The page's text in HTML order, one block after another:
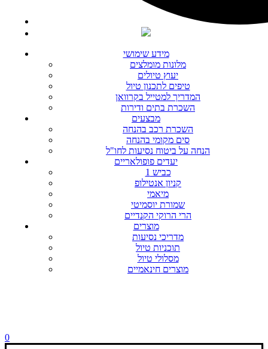
מידע שימושי
מלונות מומלצים
יעוץ טיולים
טיפים לתכנון טיול
המדריך למטייל בקרוואן
השכרת בתים ודירות
מבצעים
השכרת רכב בהנחה
סים מקומי בהנחה
הנחה על ביטוח נסיעות לחו"ל
יעדים פופולאריים
כביש 1
קניון אנטילופ
מיאמי
שמורת יוסמיטי
הרי הרוקי הקנדיים
מוצרים
מדריכי נסיעות
תוכניות טיול
מסלולי טיול
מוצרים חינאמיים
0